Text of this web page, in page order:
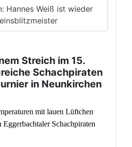
Hannes Weiß ist wieder
Streich im 15.
Schachpiraten
in Neunkirchen
mit lauen Lüftchen
Eggerbachtaler Schachpiraten